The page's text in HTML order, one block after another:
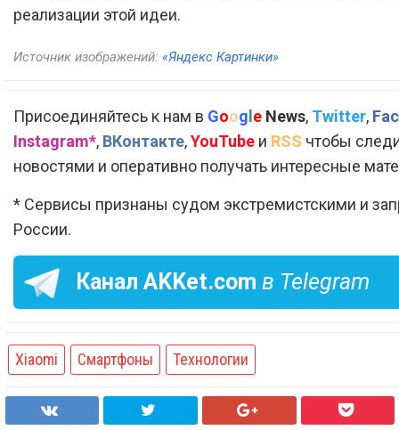
реализации этой идеи.
Источник изображений: «Яндекс Картинки»
Присоединяйтесь к нам в Google News, Twitter,
Instagram*, ВКонтакте,YouTube и RSS чтобы
новостями и оперативно получать интересные
* Сервисы признаны судом экстремистскими и
России.
Канал AKKet.com в Telegram
Xiaomi Смартфоны Технологии